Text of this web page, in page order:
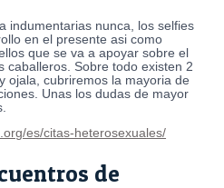
indumentarias nunca, los selfies
en el presente asi­ como
que se va a apoyar sobre el
caballeros. Sobre todo existen 2
ojala, cubriremos la mayoria de
Unas los dudas de mayor
es/citas-heterosexuales/
de